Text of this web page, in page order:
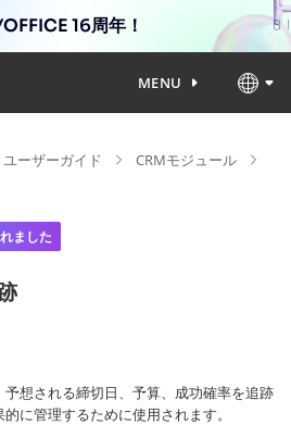
16周年！
MENU
ユーザーガイド
CRMモジュール
ました
予想される締切日、予算、成功確率を追跡
に管理するために使用されます。